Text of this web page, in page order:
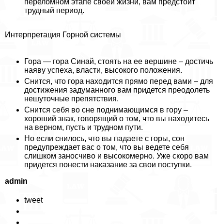
переломном этапе своей жизни, вам предстоит
трудный период.
Интерпретация Горной системы
Гора — гора Синай, стоять на ее вершине – достичь
наяву успеха, власти, высокого положения.
Снится, что гора находится прямо перед вами – для
достижения задуманного вам придется преодолеть
нешуточные препятствия.
Снится себя во сне поднимающимся в гору –
хороший знак, говорящий о том, что вы находитесь
на верном, пусть и трудном пути.
Но если снилось, что вы падаете с горы, сон
предупреждает вас о том, что вы ведете себя
слишком заносчиво и высокомерно. Уже скоро вам
придется понести наказание за свои поступки.
admin
tweet